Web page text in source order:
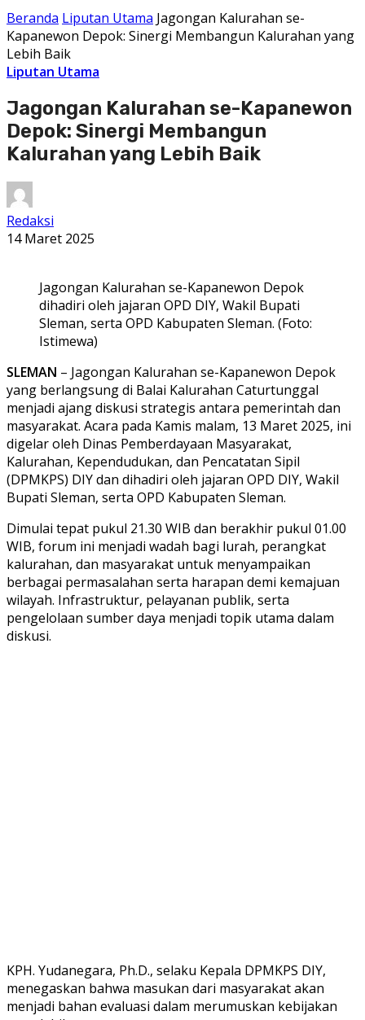
Beranda Liputan Utama Jagongan Kalurahan se-
Kapanewon Depok: Sinergi Membangun Kalurahan yang
Lebih Baik
Liputan Utama
Jagongan Kalurahan se-Kapanewon
Depok: Sinergi Membangun
Kalurahan yang Lebih Baik
Redaksi
14 Maret 2025
Jagongan Kalurahan se-Kapanewon Depok
dihadiri oleh jajaran OPD DIY, Wakil Bupati
Sleman, serta OPD Kabupaten Sleman. (Foto:
Istimewa)
SLEMAN – Jagongan Kalurahan se-Kapanewon Depok
yang berlangsung di Balai Kalurahan Caturtunggal
menjadi ajang diskusi strategis antara pemerintah dan
masyarakat. Acara pada Kamis malam, 13 Maret 2025, ini
digelar oleh Dinas Pemberdayaan Masyarakat,
Kalurahan, Kependudukan, dan Pencatatan Sipil
(DPMKPS) DIY dan dihadiri oleh jajaran OPD DIY, Wakil
Bupati Sleman, serta OPD Kabupaten Sleman.
Dimulai tepat pukul 21.30 WIB dan berakhir pukul 01.00
WIB, forum ini menjadi wadah bagi lurah, perangkat
kalurahan, dan masyarakat untuk menyampaikan
berbagai permasalahan serta harapan demi kemajuan
wilayah. Infrastruktur, pelayanan publik, serta
pengelolaan sumber daya menjadi topik utama dalam
diskusi.
KPH. Yudanegara, Ph.D., selaku Kepala DPMKPS DIY,
menegaskan bahwa masukan dari masyarakat akan
menjadi bahan evaluasi dalam merumuskan kebijakan